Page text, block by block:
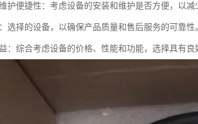
护便捷性：考虑设备的安装和维护是否方便，以减
选择的设备，以确保产品质量和售后服务的可靠
：综合考虑设备的价格、性能和功能，选择具有良